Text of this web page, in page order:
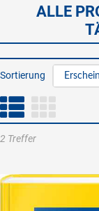
ALLE
Sortierung
2 Treffer